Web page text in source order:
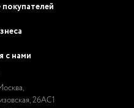
с нами
26АС1